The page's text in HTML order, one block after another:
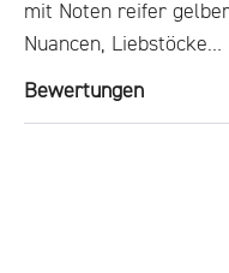
mit Noten reifer
Nuancen, Liebstöcke…
Bewertungen